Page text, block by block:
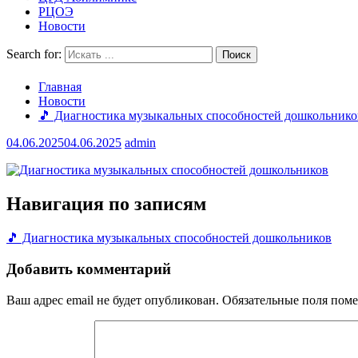
РЦОЭ
Новости
Search for:
Главная
Новости
🎵 Диагностика музыкальных способностей
04.06.202504.06.2025 admin
Навигация по записям
🎵 Диагностика музыкальных способностей дошкольников
Добавить комментарий
Ваш адрес email не будет опубликован. Обязательные поля